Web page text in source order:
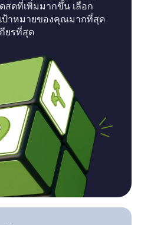
สดที่เพิ่มมากขึ้น เลือก
ป้าหมายของคุณมากที่สุด
ยรที่สุด